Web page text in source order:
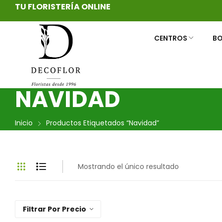
TU FLORISTERÍA ONLINE
CENTROS
CENTROS DE FLORES
RAMOS DE NOVIA PRESERVADOS
CENTROS FUNERARIOS
NAVIDAD
Inicio Productos Etiquetados “navidad”
Mostrando el único resultado
Filtrar Por Precio